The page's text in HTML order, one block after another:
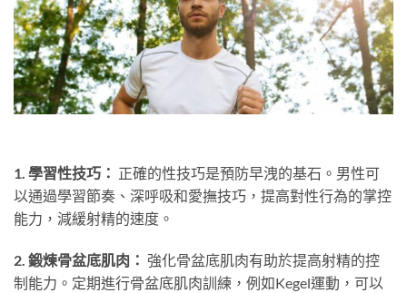
1. 學習性技巧： 正確的性技巧是預防早洩的基石。男性可
以通過學習節奏、深呼吸和愛撫技巧，提高對性行為的掌控
能力，減緩射精的速度。
2. 鍛煉骨盆底肌肉： 強化骨盆底肌肉有助於提高射精的控
制能力。定期進行骨盆底肌肉訓練，例如Kegel運動，可以